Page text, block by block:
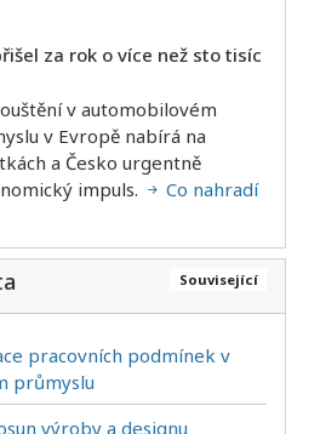
za rok o více než sto tisíc
v automobilovém
v Evropě nabírá na
a Česko urgentně
impuls.
Co nahradí
Související
pracovních podmínek v
průmyslu
výroby a designu